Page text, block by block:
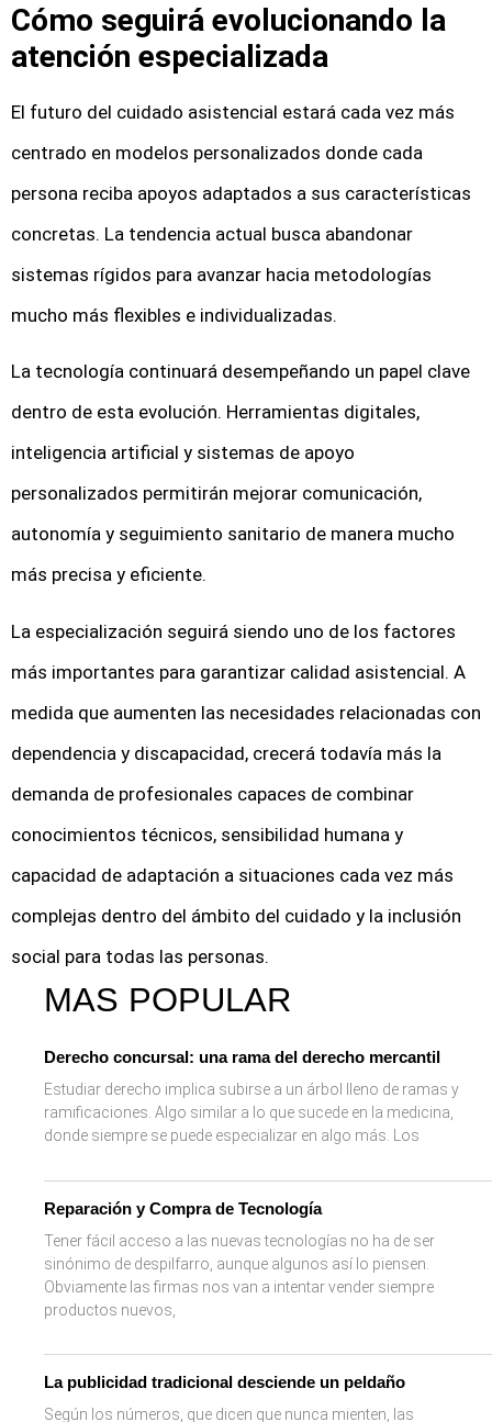
Cómo seguirá evolucionando la
atención especializada
El futuro del cuidado asistencial estará cada vez más
centrado en modelos personalizados donde cada
persona reciba apoyos adaptados a sus características
concretas. La tendencia actual busca abandonar
sistemas rígidos para avanzar hacia metodologías
mucho más flexibles e individualizadas.
La tecnología continuará desempeñando un papel clave
dentro de esta evolución. Herramientas digitales,
inteligencia artificial y sistemas de apoyo
personalizados permitirán mejorar comunicación,
autonomía y seguimiento sanitario de manera mucho
más precisa y eficiente.
La especialización seguirá siendo uno de los factores
más importantes para garantizar calidad asistencial. A
medida que aumenten las necesidades relacionadas con
dependencia y discapacidad, crecerá todavía más la
demanda de profesionales capaces de combinar
conocimientos técnicos, sensibilidad humana y
capacidad de adaptación a situaciones cada vez más
complejas dentro del ámbito del cuidado y la inclusión
social para todas las personas.
MAS POPULAR
Derecho concursal: una rama del derecho mercantil
Estudiar derecho implica subirse a un árbol lleno de ramas y
ramificaciones. Algo similar a lo que sucede en la medicina,
donde siempre se puede especializar en algo más. Los
Reparación y Compra de Tecnología
Tener fácil acceso a las nuevas tecnologías no ha de ser
sinónimo de despilfarro, aunque algunos así lo piensen.
Obviamente las firmas nos van a intentar vender siempre
productos nuevos,
La publicidad tradicional desciende un peldaño
Según los números, que dicen que nunca mienten, las